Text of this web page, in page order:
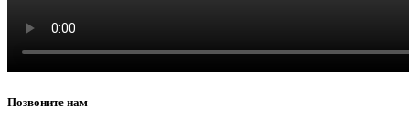
Позвоните нам